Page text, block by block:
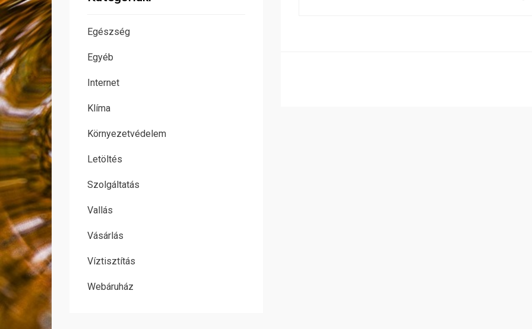
Egészség
Egyéb
Internet
Klíma
Környezetvédelem
Letöltés
Szolgáltatás
Vallás
Vásárlás
Víztisztítás
Webáruház